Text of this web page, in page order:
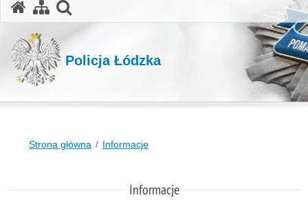
Policja Łódzka
Strona główna Informacje
Informacje